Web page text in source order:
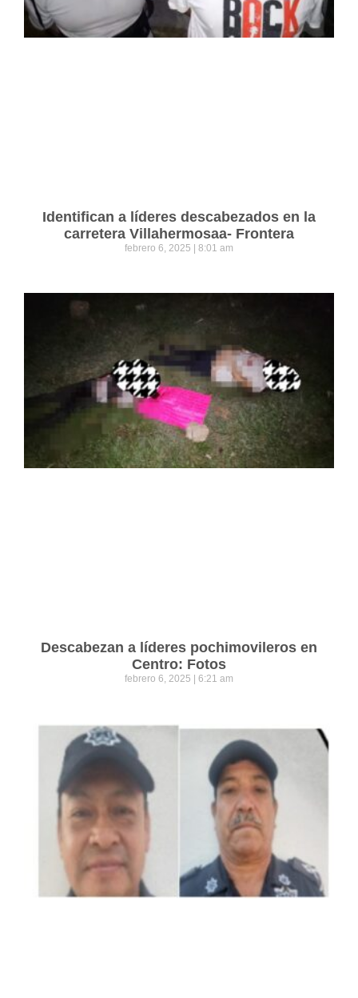
Identifican a líderes descabezados en la
carretera Villahermosaa- Frontera
febrero 6, 2025 8:01 am
Descabezan a líderes pochimovileros en
Centro: Fotos
febrero 6, 2025 6:21 am